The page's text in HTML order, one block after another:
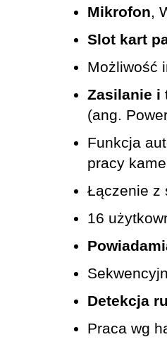
Mikrofon,
Slot kart
Możliwość
Zasilanie i
(ang.
Funkcja
pracy
Łączenie z
16
Detekcja
Praca wg